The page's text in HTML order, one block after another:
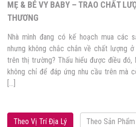
MINI MART HIẾU LINH – ĐỒNG
Nếu nhà mình đang tìm kiếm những sản
và chất lượng, thì Mini Mart Hiếu Linh
ghé thăm. Với đa dạng nhiều mặt hàng,
Hiếu Linh đáp ứng đủ mọi nhu cầu của
Theo Vị Trí Địa Lý Theo Sản Phẩm